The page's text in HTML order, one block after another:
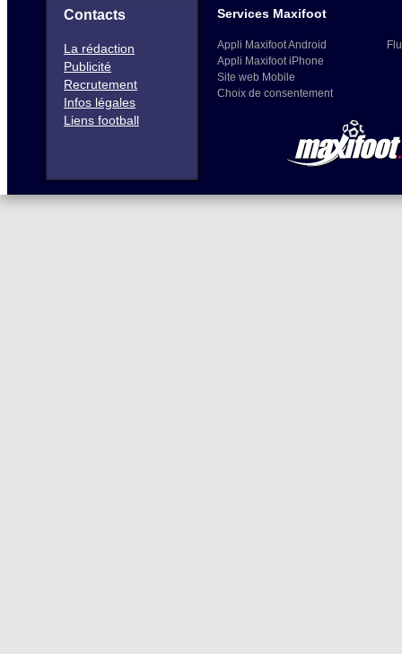
Contacts
La rédaction
Publicité
Recrutement
Infos légales
Liens football
Services Maxifoot
Appli Maxifoot Android
Appli Maxifoot iPhone
Site web Mobile
Choix de consentement